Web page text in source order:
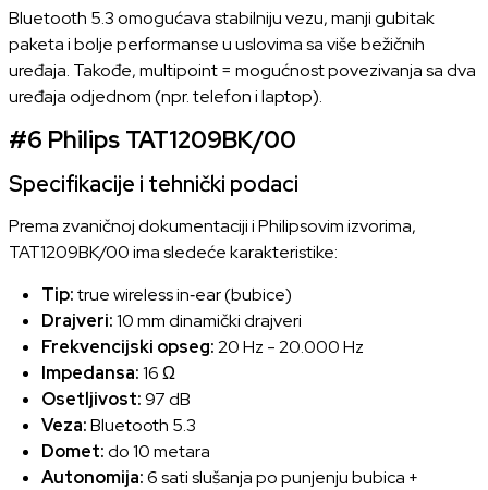
Bluetooth 5.3 omogućava stabilniju vezu, manji gubitak
paketa i bolje performanse u uslovima sa više bežičnih
uređaja. Takođe, multipoint = mogućnost povezivanja sa dva
uređaja odjednom (npr. telefon i laptop).
#6 Philips TAT1209BK/00
Specifikacije i tehnički podaci
Prema zvaničnoj dokumentaciji i Philipsovim izvorima,
TAT1209BK/00 ima sledeće karakteristike:
Tip:true wireless in‑ear (bubice)
Drajveri:10 mm dinamički drajveri
Frekvencijski opseg:20 Hz - 20.000 Hz
Impedansa:16 Ω
Osetljivost:97 dB
Veza:Bluetooth 5.3
Domet:do 10 metara
Autonomija:6 sati slušanja po punjenju bubica +